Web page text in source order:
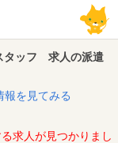
ッフ 求人の派遣
報を見てみる
求人が見つかりまし